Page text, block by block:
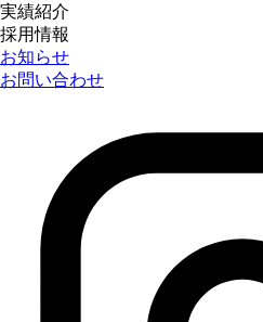
実績紹介
採用情報
お知らせ
お問い合わせ